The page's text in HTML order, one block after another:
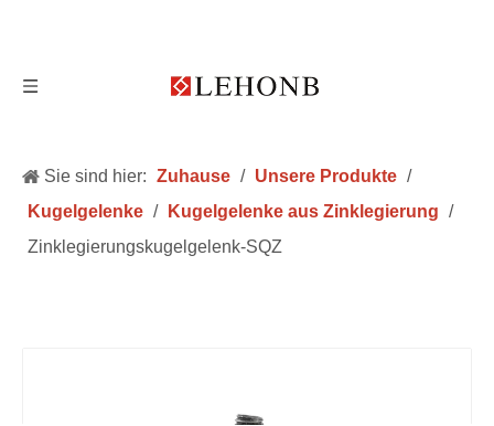
Sie sind hier: Zuhause / Unsere Produkte /
Kugelgelenke / Kugelgelenke aus Zinklegierung /
Zinklegierungskugelgelenk-SQZ